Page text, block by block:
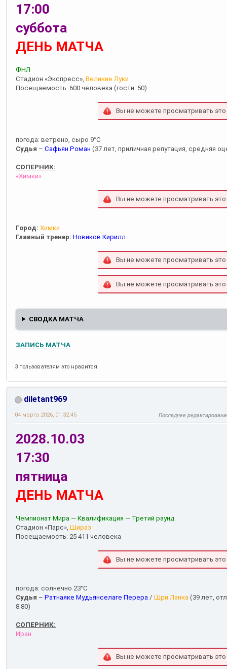
17:00
суббота
ДЕНЬ МАТЧА
ФНЛ
Стадион «Экспресс», Великие Луки
Посещаемость: 600 человека (гости: 50)
Вы не можете просматривать
погода: ветрено, сыро 9°С
Судья – Сафьян Роман (37 лет, приличная репутация, средняя
СОПЕРНИК:
«Химки»
Вы не можете просматривать
Город: Химки
Главный тренер: Новиков Кирилл
Вы не можете просматривать
Вы не можете просматривать
СВОДКА МАТЧА
ЗАПИСЬ МАТЧА
3 пользователям это нравится.
diletant969
04 марта 2026, 01:32:45 Последнее
2028.10.03
17:30
пятница
ДЕНЬ МАТЧА
Чемпионат Мира — Квалификация — Третий раунд
Стадион «Парс», Шираз
Посещаемость: 25 411 человека
Вы не можете просматривать
погода: солнечно 23°С
Судья – Ратнаяке Мудьянселаге Перера / Шри Ланка (39 лет,
8.80)
СОПЕРНИК:
Иран
Вы не можете просматривать